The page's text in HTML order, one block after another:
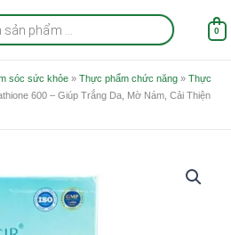
0
sóc sức khỏe » Thực phẩm chức năng » Thực
600 – Giúp Trắng Da, Mờ Nám, Cải Thiện